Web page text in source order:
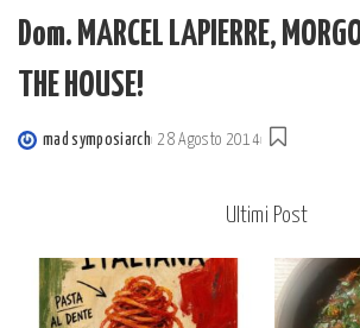
Dom. MARCEL LAPIERRE,
THE HOUSE!
Posted
mad symposiarch 28 Agosto 2014
Ultimi Post